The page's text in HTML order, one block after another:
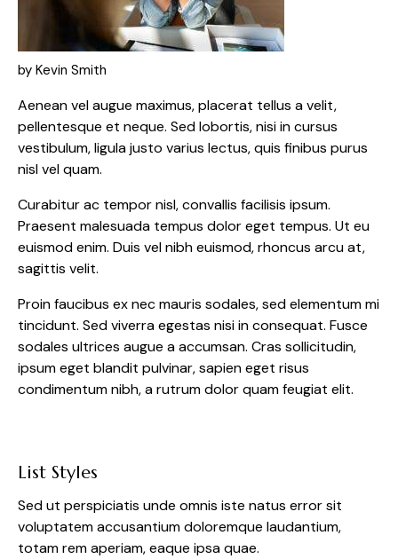
by Kevin Smith
Aenean vel augue maximus, placerat tellus a velit,
pellentesque et neque. Sed lobortis, nisi in cursus
vestibulum, ligula justo varius lectus, quis finibus purus
nisl vel quam.
Curabitur ac tempor nisl, convallis facilisis ipsum.
Praesent malesuada tempus dolor eget tempus. Ut eu
euismod enim. Duis vel nibh euismod, rhoncus arcu at,
sagittis velit.
Proin faucibus ex nec mauris sodales, sed elementum mi
tincidunt. Sed viverra egestas nisi in consequat. Fusce
sodales ultrices augue a accumsan. Cras sollicitudin,
ipsum eget blandit pulvinar, sapien eget risus
condimentum nibh, a rutrum dolor quam feugiat elit.
List Styles
Sed ut perspiciatis unde omnis iste natus error sit
voluptatem accusantium doloremque laudantium,
totam rem aperiam, eaque ipsa quae.